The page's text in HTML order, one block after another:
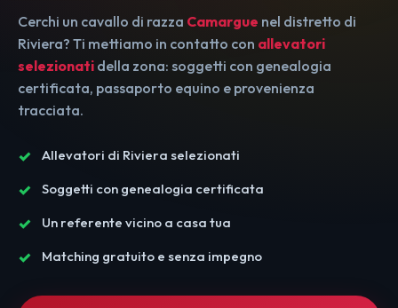
Cerchi un cavallo di razza Camargue nel distretto di
Riviera? Ti mettiamo in contatto con allevatori
selezionati della zona: soggetti con genealogia
certificata, passaporto equino e provenienza
tracciata.
Allevatori di Riviera selezionati
Soggetti con genealogia certificata
Un referente vicino a casa tua
Matching gratuito e senza impegno